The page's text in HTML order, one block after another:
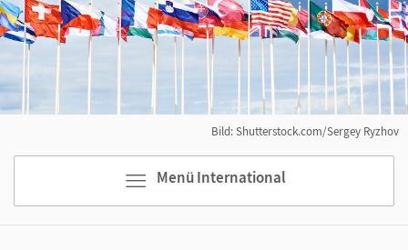
Menü International
Bild: Shutterstock.com/Sergey Ryzhov